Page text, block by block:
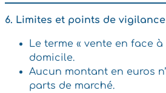
6. Limites et points de vigilance
Le terme « vente en face
domicile.
Aucun montant en euros
parts de marché.